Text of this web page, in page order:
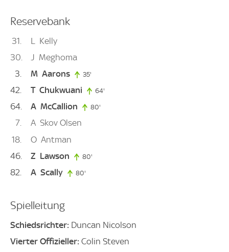
Reservebank
31 L Kelly
30
J Meghoma
3
M Aarons 35'
42 T Chukwuani 64'
64 A McCallion 80'
7 A Skov Olsen
18
O Antman
46
Z Lawson 80'
82 A Scally 80'
Spielleitung
Schiedsrichter: Duncan Nicolson
Vierter Offizieller: Colin Steven